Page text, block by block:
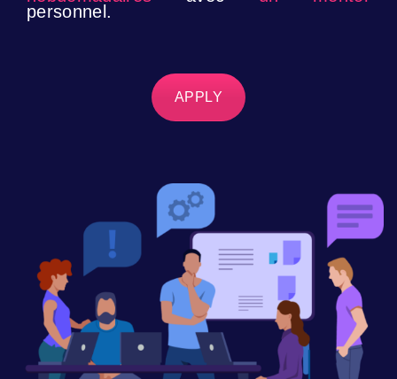
personnel.
APPLY